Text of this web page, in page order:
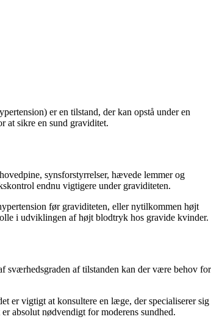
er en tilstand, der kan opstå under en
at sikre en sund graviditet.
synsforstyrrelser, hævede lemmer og
endnu vigtigere under graviditeten.
før graviditeten, eller nytilkommen højt
i udviklingen af højt blodtryk hos gravide kvinder.
sværhedsgraden af tilstanden kan der være behov for
er vigtigt at konsultere en læge, der specialiserer sig
absolut nødvendigt for moderens sundhed.